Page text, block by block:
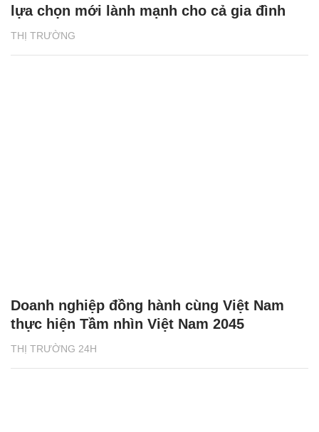
THỊ TRƯỜNG
lựa chọn mới lành mạnh cho cả gia đình
THỊ TRƯỜNG 24H
Doanh nghiệp đồng hành cùng Việt Nam
thực hiện Tầm nhìn Việt Nam 2045